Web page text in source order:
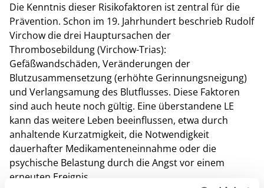
Die Kenntnis dieser Risikofaktoren ist zentral für die
Prävention. Schon im 19. Jahrhundert beschrieb Rudolf
Virchow die drei Hauptursachen der
Thrombosebildung (Virchow-Trias):
Gefäßwandschäden, Veränderungen der
Blutzusammensetzung (erhöhte Gerinnungsneigung)
und Verlangsamung des Blutflusses. Diese Faktoren
sind auch heute noch gültig. Eine überstandene LE
kann das weitere Leben beeinflussen, etwa durch
anhaltende Kurzatmigkeit, die Notwendigkeit
dauerhafter Medikamenteneinnahme oder die
psychische Belastung durch die Angst vor einem
erneuten Ereignis.